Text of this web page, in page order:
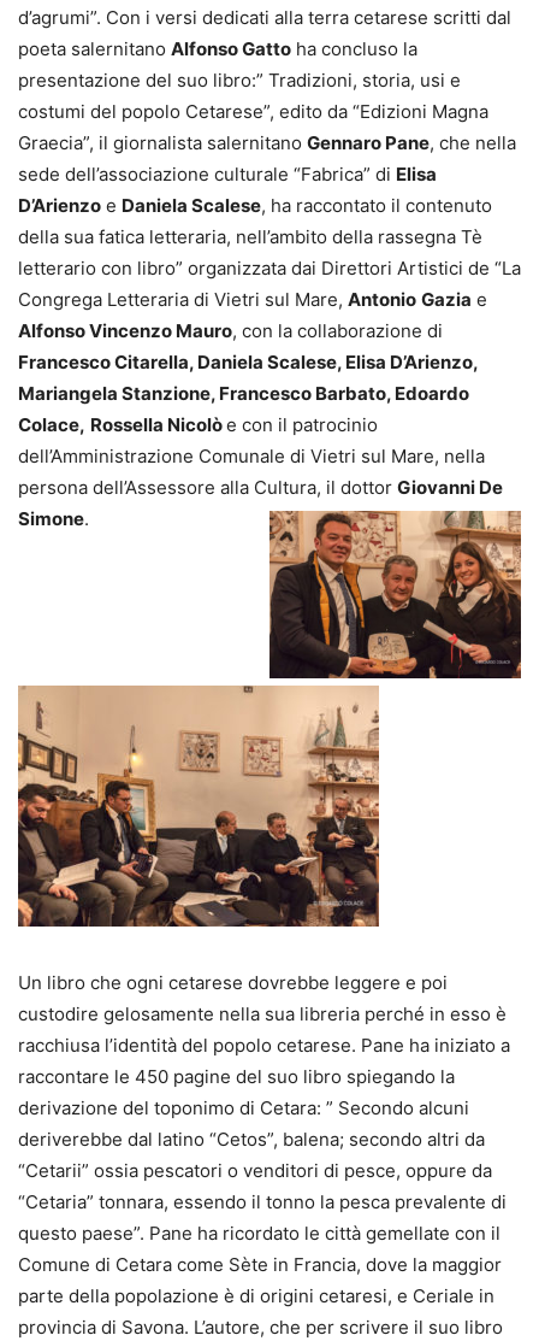
d’agrumi”. Con i versi dedicati alla terra cetarese scritti dal
poeta salernitano Alfonso Gatto ha concluso la
presentazione del suo libro:” Tradizioni, storia, usi e
costumi del popolo Cetarese”, edito da “Edizioni Magna
Graecia”, il giornalista salernitano Gennaro Pane, che nella
sede dell’associazione culturale “Fabrica” di Elisa
D’Arienzo e Daniela Scalese, ha raccontato il contenuto
della sua fatica letteraria, nell’ambito della rassegna Tè
letterario con libro” organizzata dai Direttori Artistici de “La
Congrega Letteraria di Vietri sul Mare, Antonio Gazia e
Alfonso Vincenzo Mauro, con la collaborazione di
Francesco Citarella, Daniela Scalese, Elisa D’Arienzo,
Mariangela Stanzione, Francesco Barbato, Edoardo
Colace, Rossella Nicolòe con il patrocinio
dell’Amministrazione Comunale di Vietri sul Mare, nella
persona dell’Assessore alla Cultura, il dottor Giovanni De
Simone.
Un libro che ogni cetarese dovrebbe leggere e poi
custodire gelosamente nella sua libreria perché in esso è
racchiusa l’identità del popolo cetarese. Pane ha iniziato a
raccontare le 450 pagine del suo libro spiegando la
derivazione del toponimo di Cetara: ” Secondo alcuni
deriverebbe dal latino “Cetos”, balena; secondo altri da
“Cetarii” ossia pescatori o venditori di pesce, oppure da
“Cetaria” tonnara, essendo il tonno la pesca prevalente di
questo paese”. Pane ha ricordato le città gemellate con il
Comune di Cetara come Sète in Francia, dove la maggior
parte della popolazione è di origini cetaresi, e Ceriale in
provincia di Savona. L’autore, che per scrivere il suo libro